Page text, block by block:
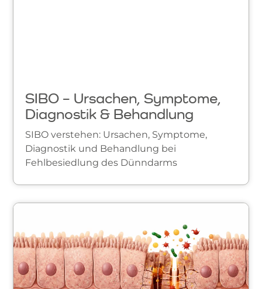
SIBO – Ursachen, Symptome,
Diagnostik & Behandlung
SIBO verstehen: Ursachen, Symptome,
Diagnostik und Behandlung bei
Fehlbesiedlung des Dünndarms